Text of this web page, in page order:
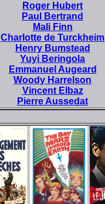
Roger Hubert
Paul Bertrand
Mali Finn
Charlotte de Turckheim
Henry Bumstead
Yuyi Beringola
Emmanuel Augeard
Woody Harrelson
Vincent Elbaz
Pierre Aussedat